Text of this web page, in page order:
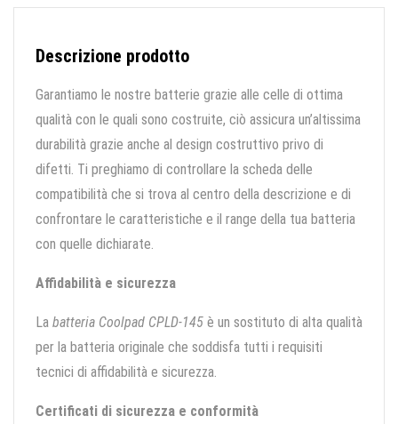
Descrizione prodotto
Garantiamo le nostre batterie grazie alle celle di ottima
qualità con le quali sono costruite, ciò assicura un’altissima
durabilità grazie anche al design costruttivo privo di
difetti. Ti preghiamo di controllare la scheda delle
compatibilità che si trova al centro della descrizione e di
confrontare le caratteristiche e il range della tua batteria
con quelle dichiarate.
Affidabilità e sicurezza
La batteria Coolpad CPLD-145 è un sostituto di alta qualità
per la batteria originale che soddisfa tutti i requisiti
tecnici di affidabilità e sicurezza.
Certificati di sicurezza e conformità